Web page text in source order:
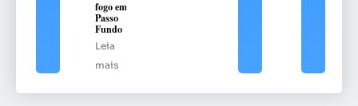
fogo em
Passo
Fundo
Leia
mais